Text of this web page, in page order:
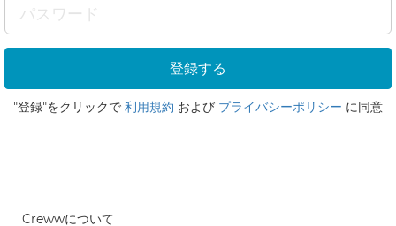
"登録"をクリックで 利用規約 および プライバシーポリシー に同意
Crewwについて